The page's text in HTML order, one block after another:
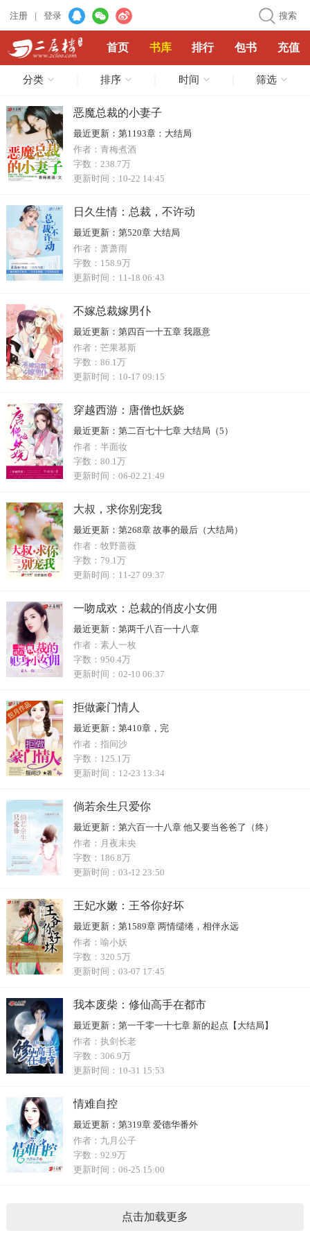
注册 | 登录 搜索
首页 书库 排行 包书 充值
分类 排序 时间 筛选
恶魔总裁的小妻子
最近更新： 第1193章：大结局
作者： 青梅煮酒
字数： 238.7万
更新时间： 10-22 14:45
日久生情：总裁，不许动
最近更新：
第520章 大结局
作者： 萧萧雨
字数： 158.9万
更新时间： 11-18 06:43
不嫁总裁嫁男仆
最近更新： 第四百一十五章 我愿意
作者： 芒果慕斯
字数： 86.1万
更新时间： 10-17 09:15
穿越西游：唐僧也妖娆
最近更新： 第二百七十七章 大结局（5）
作者： 半面妆
字数： 80.1万
更新时间： 06-02 21:49
大叔，求你别宠我
最近更新： 第268章 故事的最后（大结局）
作者： 牧野蔷薇
字数： 79.1万
更新时间： 11-27 09:37
一吻成欢：总裁的俏皮小女佣
最近更新： 第两千八百一十八章
作者： 素人一枚
字数： 950.4万
更新时间： 02-10 06:37
拒做豪门情人
最近更新： 第410章，完
作者： 指间沙
字数： 125.1万
更新时间： 12-23 13:34
倘若余生只爱你
最近更新： 第六百一十八章 他又要当爸爸了（终）
作者： 月夜未央
字数： 186.8万
更新时间： 03-12 23:50
王妃水嫩：王爷你好坏
最近更新： 第1589章 两情缱绻，相伴永远
作者： 喻小妖
字数： 320.5万
更新时间： 03-07 17:45
我本废柴：修仙高手在都市
最近更新： 第一千零一十七章 新的起点【大结局】
作者： 执剑长老
字数： 306.9万
更新时间： 10-31 15:53
情难自控
最近更新： 第319章 爱德华番外
作者： 九月公子
字数： 92.9万
更新时间： 06-25 15:00
点击加载更多